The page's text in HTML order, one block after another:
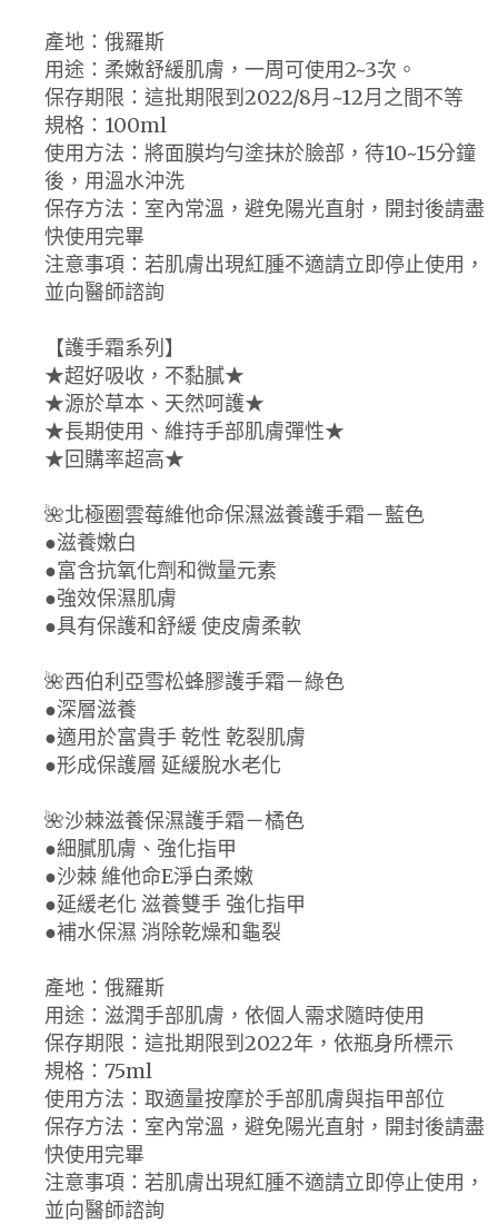
產地：俄羅斯
用途：柔嫩舒緩肌膚，一周可使用2~3次。
保存期限：這批期限到2022/8月~12月之間不等
規格：100ml
使用方法：將面膜均勻塗抹於臉部，待10~15分鐘
後，用溫水沖洗
保存方法：室內常溫，避免陽光直射，開封後請盡
快使用完畢
注意事項：若肌膚出現紅腫不適請立即停止使用，
並向醫師諮詢
【護手霜系列】
★超好吸收，不黏膩★
★源於草本、天然呵護★
★長期使用、維持手部肌膚彈性★
★回購率超高★
🌺北極圈雲莓維他命保濕滋養護手霜－藍色
●滋養嫩白
●富含抗氧化劑和微量元素
●強效保濕肌膚
●具有保護和舒緩 使皮膚柔軟
🌺西伯利亞雪松蜂膠護手霜－綠色
●深層滋養
●適用於富貴手 乾性 乾裂肌膚
●形成保護層 延緩脫水老化
🌺沙棘滋養保濕護手霜－橘色
●細膩肌膚、強化指甲
●沙棘 維他命E淨白柔嫩
●延緩老化 滋養雙手 強化指甲
●補水保濕 消除乾燥和龜裂
產地：俄羅斯
用途：滋潤手部肌膚，依個人需求隨時使用
保存期限：這批期限到2022年，依瓶身所標示
規格：75ml
使用方法：取適量按摩於手部肌膚與指甲部位
保存方法：室內常溫，避免陽光直射，開封後請盡
快使用完畢
注意事項：若肌膚出現紅腫不適請立即停止使用，
並向醫師諮詢